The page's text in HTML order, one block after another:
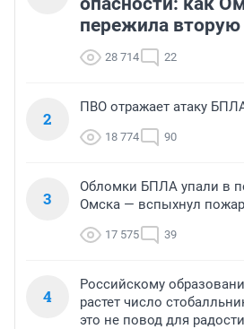
пережила
28 714 22
2
ПВО отражает атаку
18 774 90
3
Обломки БПЛА упали в
Омска — вспыхнул пожар
17 575 39
4
Российскому
растет число
это не повод для радости